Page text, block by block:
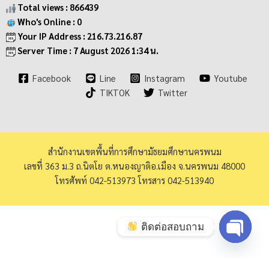
Total views : 866439
Who's Online : 0
Your IP Address : 216.73.216.87
Server Time : 7 August 2026 1:34 น.
Facebook Line Instagram
Youtube
TIKTOK
Twitter
สำนักงานเขตพื้นที่การศึกษามัธยมศึกษานครพนม
เลขที่ 363 ม.3 ถ.นิตโย ต.หนองญาติอ.เมือง จ.นครพนม 48000
โทรศัพท์ 042-513973 โทรสาร 042-513940
ติดต่อสอบถาม
Open